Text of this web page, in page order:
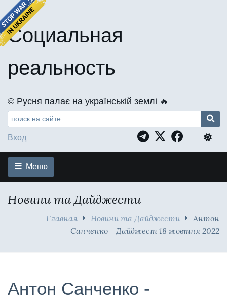
Социальная
реальность
©️ Русня палає на українській землі 🔥
Вход
Меню
Новини та Дайджести
Главная Новини та Дайджести
Антон
Санченко - Дайджест 18 жовтня 2022
Антон Санченко -